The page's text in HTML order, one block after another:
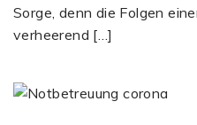
Sorge, denn die Folgen
verheerend […]